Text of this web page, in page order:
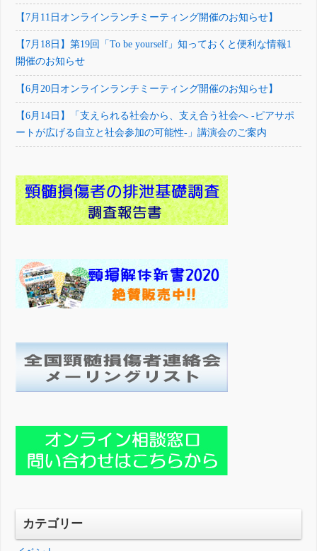
【7月11日オンラインランチミーティング開催のお知らせ】
【7月18日】第19回「To be yourself」知っておくと便利な情報1
開催のお知らせ
【6月20日オンラインランチミーティング開催のお知らせ】
【6月14日】「支えられる社会から、支え合う社会へ -ピアサポ
ートが広げる自立と社会参加の可能性-」講演会のご案内
カテゴリー